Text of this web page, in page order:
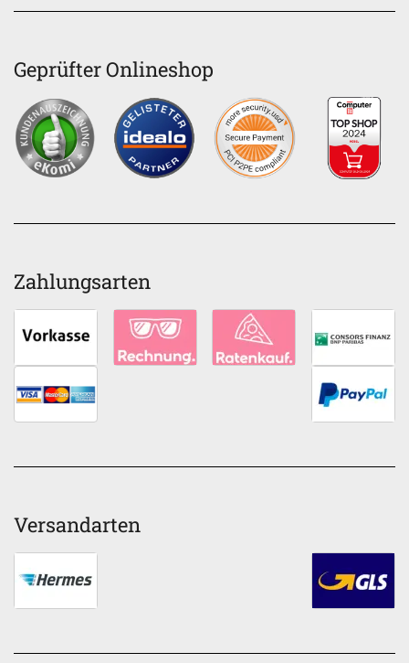
Geprüfter Onlineshop
Zahlungsarten
Versandarten